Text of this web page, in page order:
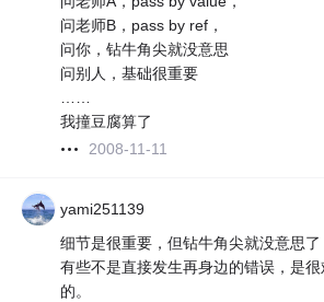
问老师B，pass by ref，
问你，钻牛角尖就没意思
问别人，基础很重要
……
我撞豆腐算了
2008-11-11
yami251139
细节是很重要，但钻牛角尖就没意思了
有些不是直接发生再身边的错误，是很
的。